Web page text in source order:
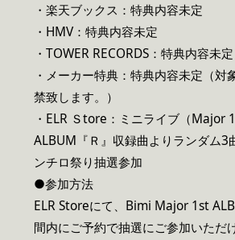
・楽天ブックス：特典内容未定
・HMV：特典内容未定
・TOWER RECORDS：特典内容未定
・メーカー特典：特典内容未定（対
禁致します。）
・ELR Ｓtore：ミニライブ（Major
ALBUM『Ｒ』収録曲よりランダム3
ンチロ祭り抽選参加
●参加方法
ELR Storeにて、Bimi Major 1st
間内にご予約で抽選にご参加いただ